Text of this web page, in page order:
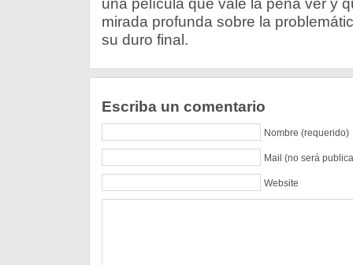
una película que vale la pena ver y
mirada profunda sobre la
su duro final.
Escriba un comentario
Nombre (requerido)
Mail (no será
Website